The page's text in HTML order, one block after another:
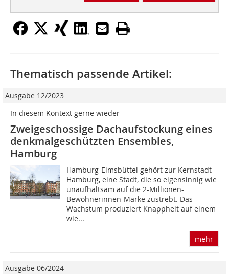
Thematisch passende Artikel:
Ausgabe 12/2023
In diesem Kontext gerne wieder
Zweigeschossige Dachaufstockung eines
denkmalgeschützten Ensembles,
Hamburg
Hamburg-Eimsbüttel gehört zur Kernstadt
Hamburg, eine Stadt, die so eigensinnig wie
unaufhaltsam auf die 2-Millionen-
Bewohnerinnen-Marke zustrebt. Das
Wachstum produziert Knappheit auf einem
wie...
mehr
Ausgabe 06/2024